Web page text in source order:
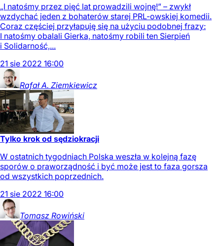
„I natośmy przez pięć lat prowadzili wojnę!” – zwykł
wzdychać jeden z bohaterów starej PRL-owskiej komedii.
Coraz częściej przyłapuję się na użyciu podobnej frazy:
I natośmy obalali Gierka, natośmy robili ten Sierpień
i Solidarność,...
21 sie 2022 16:00
Rafał A. Ziemkiewicz
Tylko krok od sędziokracji
W ostatnich tygodniach Polska weszła w kolejną fazę
sporów o praworządność i być może jest to faza gorsza
od wszystkich poprzednich.
21 sie 2022 16:00
Tomasz Rowiński